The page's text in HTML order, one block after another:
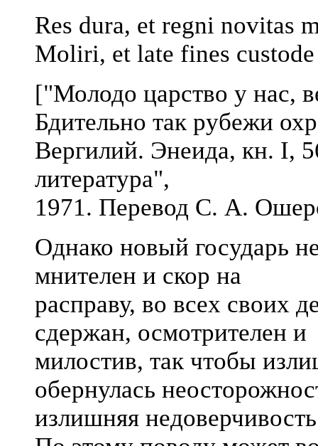
Res dura, et regni novitas
Moliri, et late fines
["Молодо царство у нас,
Бдительно так рубежи
Вергилий. Энеида, кн. I,
литература",
1971. Перевод С. А.
Однако новый государь
мнителен и скор на
расправу, во всех своих
сдержан, осмотрителен и
милостив, так чтобы
обернулась
излишняя